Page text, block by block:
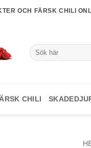
OCH FÄRSK CHILI
Sök
efter:
CHILI